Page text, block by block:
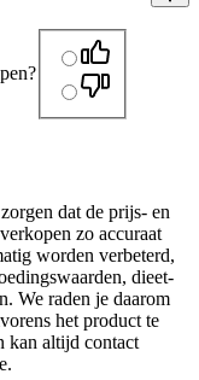
dat de prijs- en
zo accuraat
worden verbeterd,
dieet-
We raden je daarom
het product te
kan altijd contact